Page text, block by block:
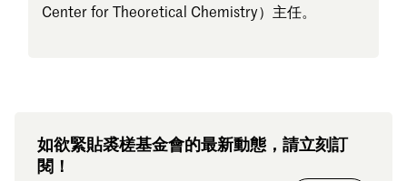
Center for Theoretical Chemistry）主任。
如欲緊貼裘槎基金會的最新動態，請立刻訂
閱！